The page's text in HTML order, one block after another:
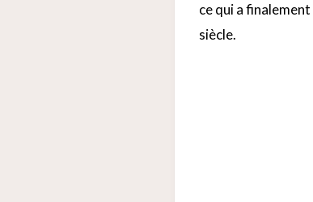
ce qui a finalement
siècle.